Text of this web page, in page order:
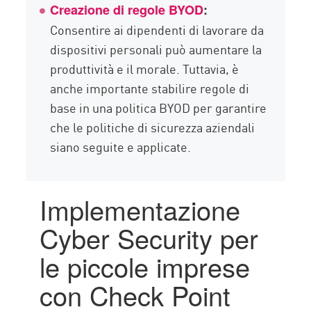
Creazione di regole BYOD:
Consentire ai dipendenti di lavorare da
dispositivi personali può aumentare la
produttività e il morale. Tuttavia, è
anche importante stabilire regole di
base in una politica BYOD per garantire
che le politiche di sicurezza aziendali
siano seguite e applicate.
Implementazione
Cyber Security per
le piccole imprese
con Check Point